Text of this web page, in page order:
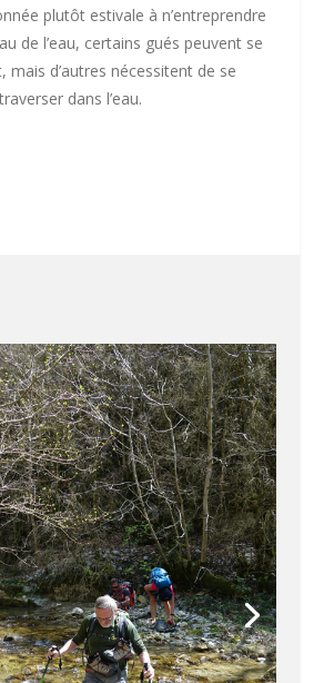
plutôt estivale à n’entreprendre
de l’eau, certains gués peuvent se
mais d’autres nécessitent de se
dans l’eau.